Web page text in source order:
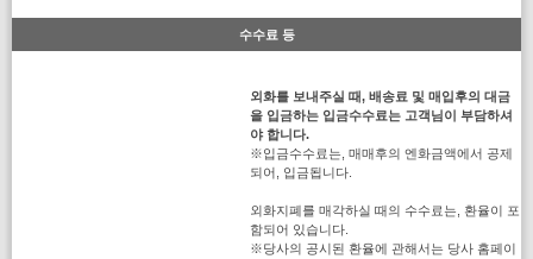
수수료 등
외화를 보내주실 때, 배송료 및 매입후의 대금
을 입금하는 입금수수료는 고객님이 부담하셔
야 합니다.
※입금수수료는, 매매후의 엔화금액에서 공제
되어, 입금됩니다.
외화지폐를 매각하실 때의 수수료는, 환율이 포
함되어 있습니다.
※당사의 공시된 환율에 관해서는 당사 홈페이